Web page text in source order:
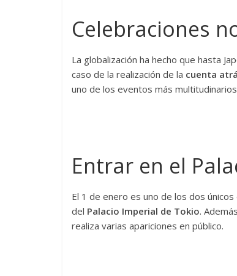
Celebraciones
La globalización ha hecho que hasta
caso de la realización de la cuenta
uno de los eventos más
Entrar en el
El 1 de enero es uno de los dos
del Palacio Imperial de Tokio.
realiza varias apariciones en público.